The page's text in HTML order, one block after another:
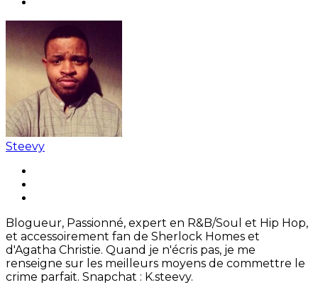
Steevy
Blogueur, Passionné, expert en R&B/Soul et Hip Hop,
et accessoirement fan de Sherlock Homes et
d'Agatha Christie. Quand je n'écris pas, je me
renseigne sur les meilleurs moyens de commettre le
crime parfait. Snapchat : K.steevy.